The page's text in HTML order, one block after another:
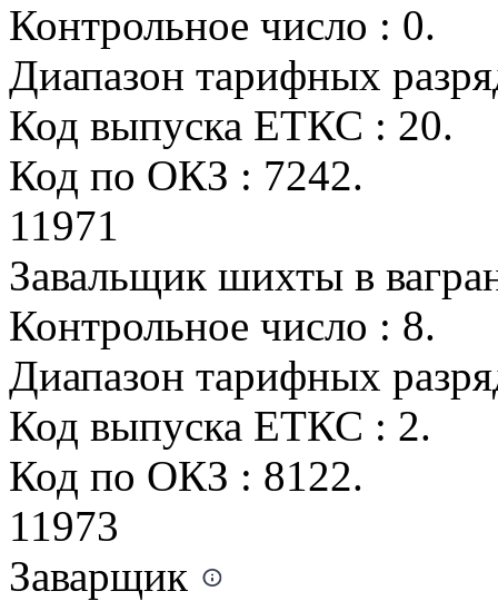
Контрольное число : 0.
Диапазон тарифных
Код выпуска ЕТКС : 20.
Код по ОКЗ : 7242.
11971
Завальщик шихты в
Контрольное число : 8.
Диапазон тарифных
Код выпуска ЕТКС : 2.
Код по ОКЗ : 8122.
11973
Заварщик